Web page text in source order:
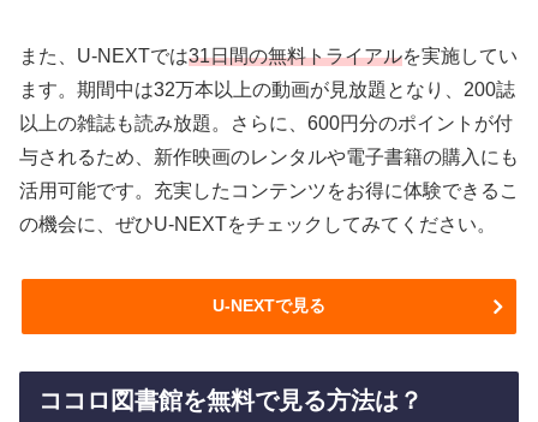
また、U-NEXTでは31日間の無料トライアルを実施してい
ます。期間中は32万本以上の動画が見放題となり、200誌
以上の雑誌も読み放題。さらに、600円分のポイントが付
与されるため、新作映画のレンタルや電子書籍の購入にも
活用可能です。充実したコンテンツをお得に体験できるこ
の機会に、ぜひU-NEXTをチェックしてみてください。
U-NEXTで見る
ココロ図書館を無料で見る方法は？